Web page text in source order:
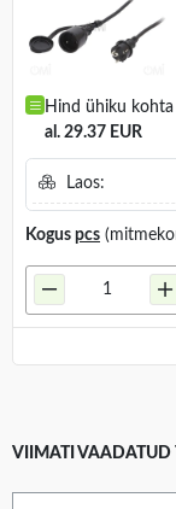
Hind ühiku kohta
al. 29.37 EUR
Laos:
Kogus pcs
VIIMATI VAADATUD